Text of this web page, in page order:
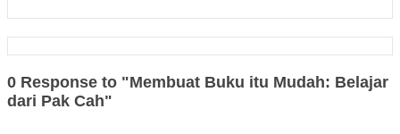
0 Response to "Membuat Buku itu Mudah: Belajar
dari Pak Cah"